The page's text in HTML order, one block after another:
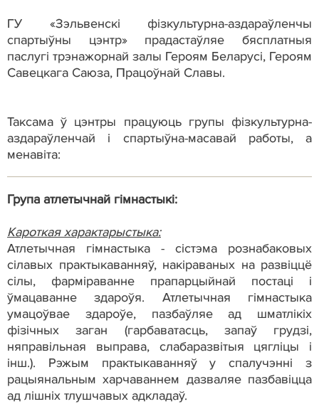
ГУ «Зэльвенскі фізкультурна-аздараўленчы
спартыўны цэнтр» прадастаўляе бясплатныя
паслугі трэнажорнай залы Героям Беларусі, Героям
Савецкага Саюза, Працоўнай Славы.
Таксама ў цэнтры працуюць групы фізкультурна-
аздараўленчай і спартыўна-масавай работы, а
менавіта:
Група атлетычнай гімнастыкі:
Кароткая характарыстыка:
Атлетычная гімнастыка - сістэма рознабаковых
сілавых практыкаванняў, накіраваных на развіццё
сілы, фарміраванне прапарцыйнай постаці і
ўмацаванне здароўя. Атлетычная гімнастыка
умацоўвае здароўе, пазбаўляе ад шматлікіх
фізічных заган (гарбаватасць, запаў грудзі,
няправільная выправа, слабаразвітыя цягліцы і
інш.). Рэжым практыкаванняў у спалучэнні з
рацыянальным харчаваннем дазваляе пазбавіцца
ад лішніх тлушчавых адкладаў.